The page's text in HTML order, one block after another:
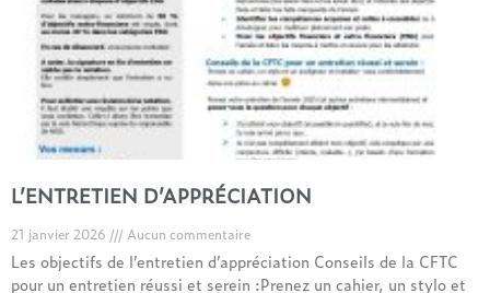
L’ENTRETIEN D’APPRÉCIATION
21 janvier 2026 Aucun commentaire
Les objectifs de l’entretien d’appréciation Conseils de la CFTC
pour un entretien réussi et serein :Prenez un cahier, un stylo et